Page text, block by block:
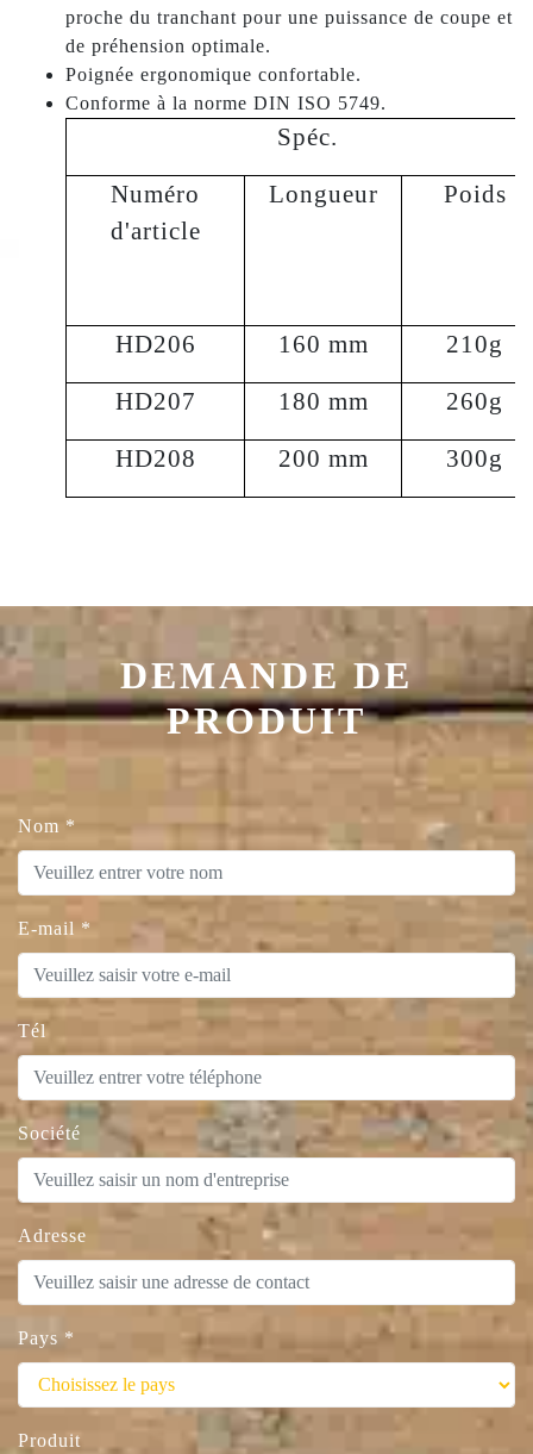
proche du tranchant pour une puissance de coupe et
de préhension optimale.
Poignée ergonomique confortable.
Conforme à la norme DIN ISO 5749.
Spéc.
Numéro
d'article
Longueur Poids
HD206 160 mm
210g
HD207
180 mm
260g
HD208
200 mm 300g
DEMANDE DE
PRODUIT
Nom *
E-mail *
Tél
Société
Adresse
Pays *
Produit